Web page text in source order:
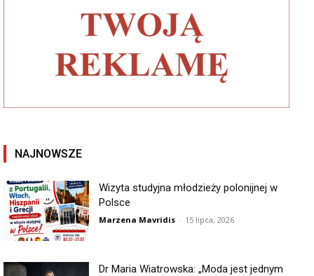
NAJNOWSZE
Wizyta studyjna młodzieży polonijnej w
Polsce
Marzena Mavridis - 15 lipca, 2026
Dr Maria Wiatrowska: „Moda jest jednym